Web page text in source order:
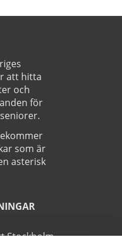
att hitta
och
för
som är
asterisk
Stockholm